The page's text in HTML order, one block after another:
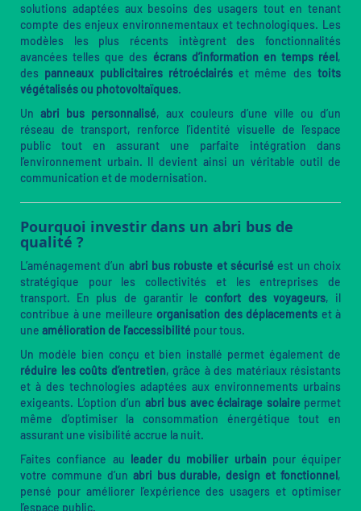
solutions adaptées aux besoins des usagers tout en tenant
compte des enjeux environnementaux et technologiques. Les
modèles les plus récents intègrent des fonctionnalités
avancées telles que des écrans d’information en temps réel,
des panneaux publicitaires rétroéclairéset même destoits
végétalisés ou photovoltaïques.
Un abri bus personnalisé, aux couleurs d’une ville ou d’un
réseau de transport, renforce l’identité visuelle de l’espace
public tout en assurant une parfaite intégration dans
l’environnement urbain. Il devient ainsi un véritable outil de
communication et de modernisation.
Pourquoi investir dans un abri bus de
qualité ?
L’aménagement d’un abri bus robuste et sécurisé est un choix
stratégique pour les collectivités et les entreprises de
transport. En plus de garantir leconfort des voyageurs, il
contribue à une meilleure organisation des déplacements et à
une amélioration de l’accessibilité pour tous.
Un modèle bien conçu et bien installé permet également de
réduire les coûts d’entretien, grâce à des matériaux résistants
et à des technologies adaptées aux environnements urbains
exigeants. L’option d’un abri bus avec éclairage solairepermet
même d’optimiser la consommation énergétique tout en
assurant une visibilité accrue la nuit.
Faites confiance au leader du mobilier urbainpour équiper
votre commune d’un abri bus durable, design et fonctionnel,
pensé pour améliorer l’expérience des usagers et optimiser
l’espace public.